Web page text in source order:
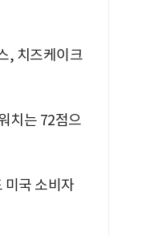
, 치즈케이크
치는 72점으
미국 소비자